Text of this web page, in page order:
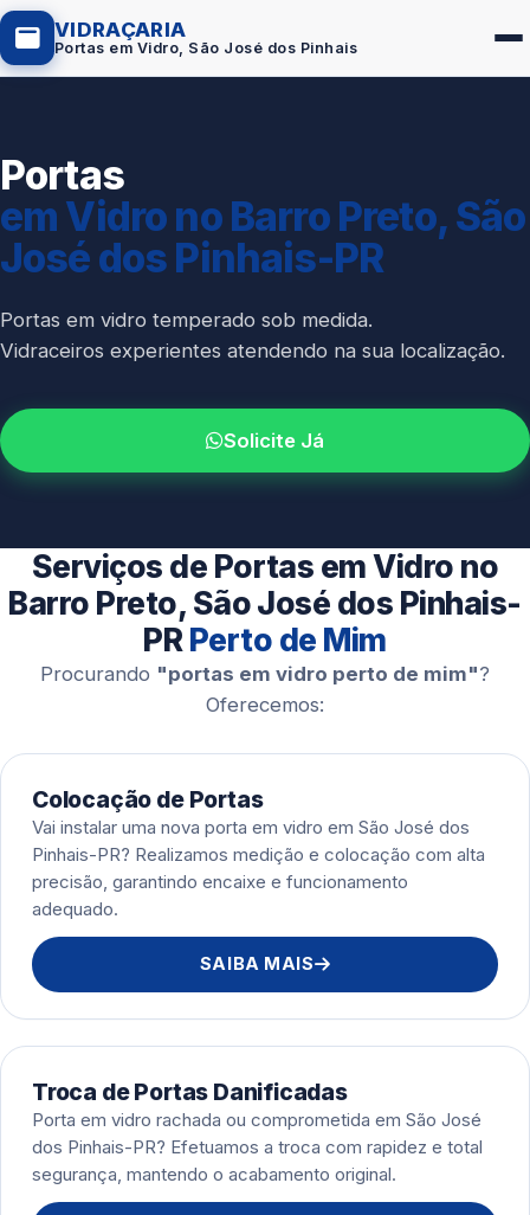
VIDRAÇARIA
Portas em Vidro, São José dos Pinhais
Box de Vidro
Portas em Vidro
Guarda-Corpo
Espelho Sob Medida
Fachada de Vidro
Esquadrias de Alumínio
Portas
em Vidro no Barro Preto, São
José dos Pinhais-PR
Portas em vidro temperado sob medida.
Vidraceiros experientes atendendo na sua localização.
Solicite Já
Serviços de Portas em Vidro no
Barro Preto, São José dos Pinhais-
PR Perto de Mim
Procurando "portas em vidro perto de mim"?
Oferecemos:
Colocação de Portas
Vai instalar uma nova porta em vidro em São José dos
Pinhais-PR? Realizamos medição e colocação com alta
precisão, garantindo encaixe e funcionamento
adequado.
SAIBA MAIS
Troca de Portas Danificadas
Porta em vidro rachada ou comprometida em São José
dos Pinhais-PR? Efetuamos a troca com rapidez e total
segurança, mantendo o acabamento original.